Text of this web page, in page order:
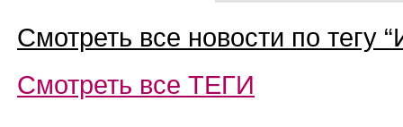
Смотреть все новости по тегу “
Смотреть все ТЕГИ